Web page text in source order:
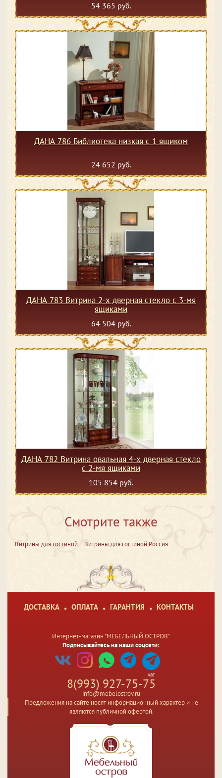
54 365 руб.
ДАНА 786 Библиотека низкая с 1 ящиком
24 652 руб.
ДАНА 783 Витрина 2-х дверная стекло с 3-мя
ящиками
64 504 руб.
ДАНА 782 Витрина овальная 4-х дверная стекло
с 2-мя ящиками
105 854 руб.
Смотрите также
Витрины для гостиной Витрины для гостиной Россия
ДОСТАВКА ОПЛАТА ГАРАНТИЯ КОНТАКТЫ
Интернет-магазин "МЕБЕЛЬНЫЙ ОСТРОВ"
Подписывайтесь на наши соцсети:
чат
8(993) 927-75-75
info@mebelostrov.ru
Предложения на сайте носят информационный характер и не
являются публичной офертой.